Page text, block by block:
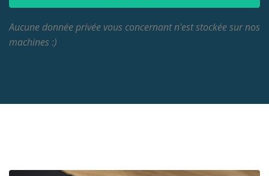
Aucune donnée privée vous concernant n'est stockée sur nos
machines :)